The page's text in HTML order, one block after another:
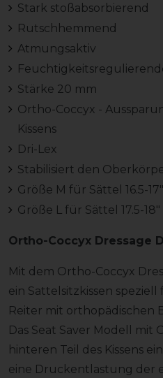
Stark stoßabsorbierend
Rutschhemmend
Atmungsaktiv
Stärke 20 mm
Ortho-Coccyx -
Kissens
Dri-Lex
Stabilisiert den
Größe M für Sättel 16.5-17"
Größe L für Sättel 17.5-18"
Ortho-Coccyx Dressage
Mit dem Ortho-Coccyx
ein Sattelsitzkissen
Reiter mit orthopädischen
Das Seat Saver Modell mit
hinteren Teil des Kissens
eine Druckentlastung der